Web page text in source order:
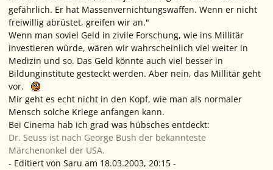
gefährlich. Er hat Massenvernichtungswaffen. Wenn er nicht
freiwillig abrüstet, greifen wir an."
Wenn man soviel Geld in zivile Forschung, wie ins Millitär
investieren würde, wären wir wahrscheinlich viel weiter in
Medizin und so. Das Geld könnte auch viel besser in
Bildunginstitute gesteckt werden. Aber nein, das Millitär geht
vor.
Mir geht es echt nicht in den Kopf, wie man als normaler
Mensch solche Kriege anfangen kann.
Bei Cinema hab ich grad was hübsches entdeckt:
Dr. Seuss ist nach George Bush der bekannteste
Märchenonkel der USA.
- Editiert von Saru am 18.03.2003, 20:15 -